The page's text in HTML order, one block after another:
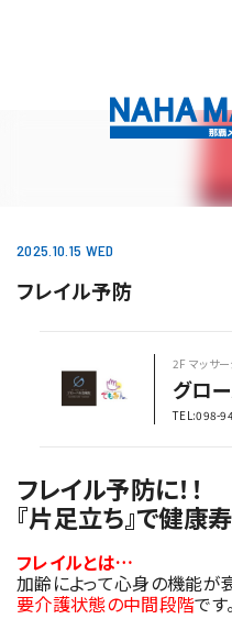
2025.10.15 WED
フレイル予防
2F マッサ
グロ
TEL:098-
フレイル予防に！！
『片足立ち』で健康
フレイルとは…
加齢によって心身の機能が
要介護状態の中間段階です。